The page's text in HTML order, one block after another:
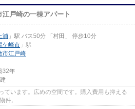
江戸崎の一棟アパート
浦 」駅 バス50分 「村田」 停歩10分
ケ崎市 」駅
市江戸崎
32年
ています。広めの空間です。購入費用も抑える
件。